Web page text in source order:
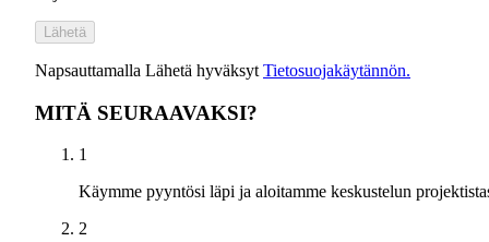
Lähetä
Napsauttamalla Lähetä hyväksyt Tietosuojakäytännön.
MITÄ SEURAAVAKSI?
1
Käymme pyyntösi läpi ja aloitamme keskustelun
2